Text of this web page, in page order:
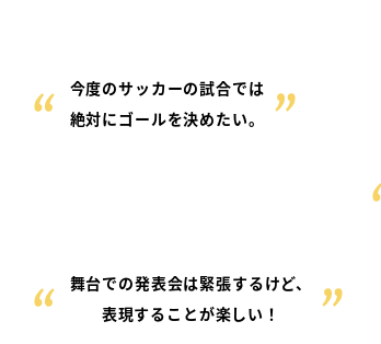
今度のサッカーの試合では
絶対にゴールを決めたい。
舞台での発表会は緊張するけど、
表現することが楽しい！